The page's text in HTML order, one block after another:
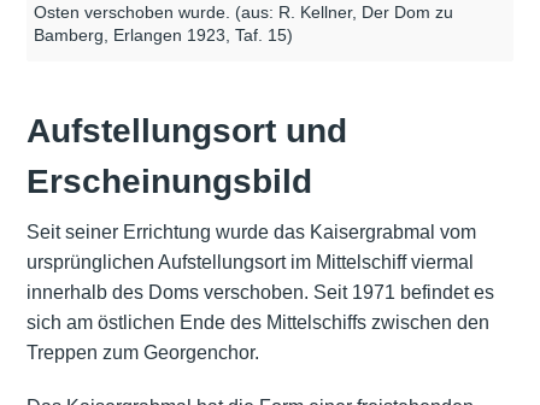
Osten verschoben wurde. (aus: R. Kellner, Der Dom zu
Bamberg, Erlangen 1923, Taf. 15)
Aufstellungsort und
Erscheinungsbild
Seit seiner Errichtung wurde das Kaisergrabmal vom
ursprünglichen Aufstellungsort im Mittelschiff viermal
innerhalb des Doms verschoben. Seit 1971 befindet es
sich am östlichen Ende des Mittelschiffs zwischen den
Treppen zum Georgenchor.